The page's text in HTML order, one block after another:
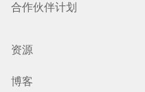
合作伙伴计划
资源
博客